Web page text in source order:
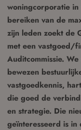
woningcorporatie
bereiken van de
zijn leden zoekt de
met een vastgoed/
Auditcommissie.
bewezen
vastgoedkennis,
die goed de
en strategie. Die
geïnteresseerd is in